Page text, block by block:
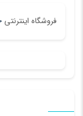
فروشگاه اینترنتی